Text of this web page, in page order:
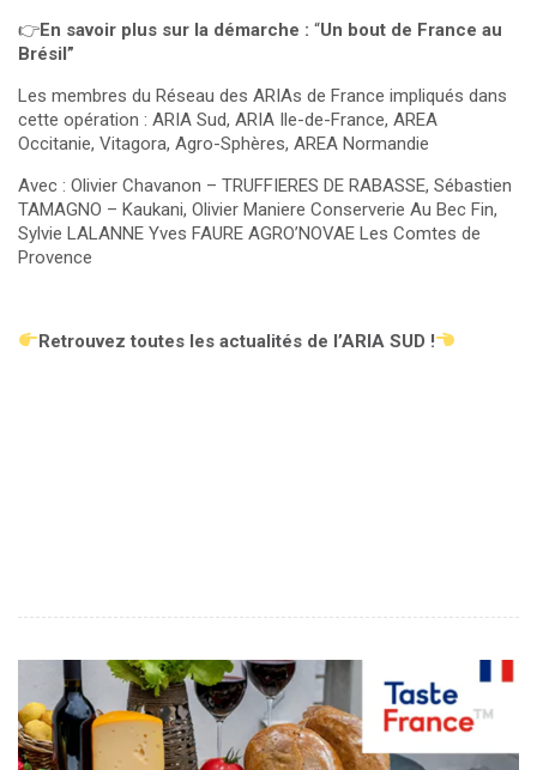
👉En savoir plus sur la démarche : “Un bout de France au
Brésil”
Les membres du Réseau des ARIAs de France impliqués dans
cette opération : ARIA Sud, ARIA Ile-de-France, AREA
Occitanie, Vitagora, Agro-Sphères, AREA Normandie
Avec : Olivier Chavanon – TRUFFIERES DE RABASSE, Sébastien
TAMAGNO – Kaukani, Olivier Maniere Conserverie Au Bec Fin,
Sylvie LALANNE Yves FAURE AGRO’NOVAE Les Comtes de
Provence
Retrouvez toutes les actualités de l’ARIA SUD !